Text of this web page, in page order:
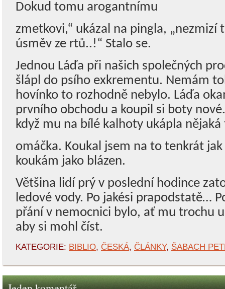
Dokud tomu arogantnímu
zmetkovi,“ ukázal na pingla, „nezmizí
úsměv ze rtů..!“ Stalo se.
Jednou Láďa při našich společných
šlápl do psího exkrementu. Nemám
hovínko to rozhodně nebylo. Láďa
prvního obchodu a koupil si boty
když mu na bílé kalhoty ukápla
omáčka. Koukal jsem na to tenkrát
koukám jako blázen.
Většina lidí prý v poslední hodince
ledové vody. Po jakési prapodstatě…
přání v nemocnici bylo, ať mu trochu
aby si mohl číst.
KATEGORIE: BIBLIO, ČESKÁ, ČLÁNKY, ŠABACH